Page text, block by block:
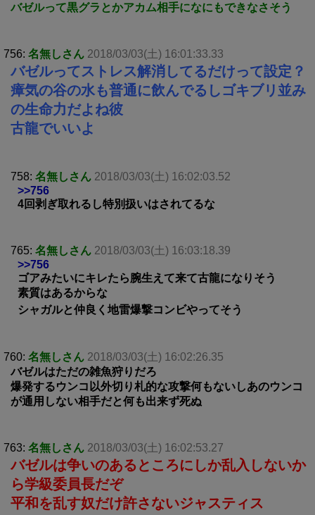
バゼルって黒グラとかアカム相手になにもできなさそう
756: 名無しさん 2018/03/03(土) 16:01:33.33
バゼルってストレス解消してるだけって設定？
瘴気の谷の水も普通に飲んでるしゴキブリ並み
の生命力だよね彼
古龍でいいよ
758: 名無しさん 2018/03/03(土) 16:02:03.52
>>756
4回剥ぎ取れるし特別扱いはされてるな
765: 名無しさん 2018/03/03(土) 16:03:18.39
>>756
ゴアみたいにキレたら腕生えて来て古龍になりそう
素質はあるからな
シャガルと仲良く地雷爆撃コンビやってそう
760: 名無しさん 2018/03/03(土) 16:02:26.35
バゼルはただの雑魚狩りだろ
爆発するウンコ以外切り札的な攻撃何もないしあのウンコ
が通用しない相手だと何も出来ず死ぬ
763: 名無しさん 2018/03/03(土) 16:02:53.27
バゼルは争いのあるところにしか乱入しないか
ら学級委員長だぞ
平和を乱す奴だけ許さないジャスティス